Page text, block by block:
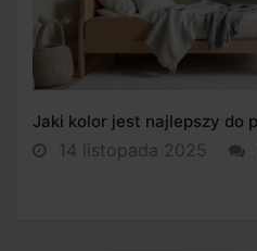
Jaki kolor jest najlepszy do
14 listopada 2025